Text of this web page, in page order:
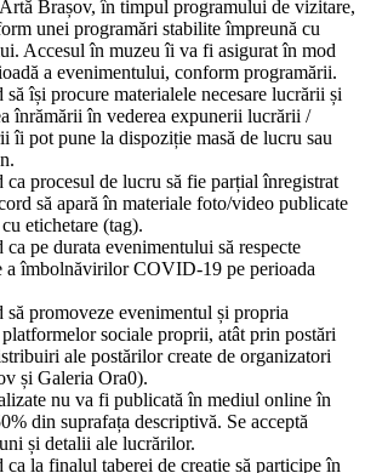
Brașov, în timpul programului de vizitare,
unei programări stabilite împreună cu
Accesul în muzeu îi va fi asigurat în mod
a evenimentului, conform programării.
să își procure materialele necesare lucrării și
înrămării în vederea expunerii lucrării /
îi pot pune la dispoziție masă de lucru sau
ca procesul de lucru să fie parțial înregistrat
să apară în materiale foto/video publicate
etichetare (tag).
ca pe durata evenimentului să respecte
a îmbolnăvirilor COVID-19 pe perioada
să promoveze evenimentul și propria
sociale proprii, atât prin postări
ale postărilor create de organizatori
și Galeria Ora0).
nu va fi publicată în mediul online în
din suprafața descriptivă. Se acceptă
și detalii ale lucrărilor.
ca la finalul taberei de creație să participe în